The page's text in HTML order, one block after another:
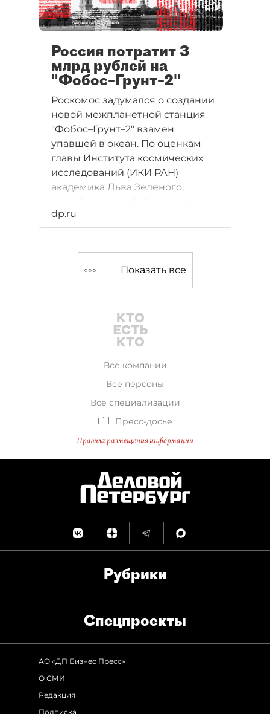
Россия потратит 3
млрд рублей на
"Фобос–Грунт–2"
Роскомос задумался о создании
новой межпланетной станция
"Фобос–Грунт–2" взамен
упавшей в океан. По оценкам
главы Института космических
исследований (ИКИ РАН)
академика Льва Зеленого,
в 3 млрд рублей.
dp.ru
Показать все
Все компании
Все персоны
Все специализации
Пресс-досье
Правила размещения информации
Рубрики
Спец­проекты
АО «ДП Бизнес Пресс»
О СМИ
Редакция
Подписка